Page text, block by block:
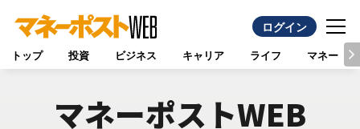
ログイン
トップ 投資 ビジネス キャリア ライフ マネー
マネーポストWEB